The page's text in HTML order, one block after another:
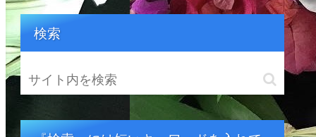
s%2C164&sr=8-1
検索